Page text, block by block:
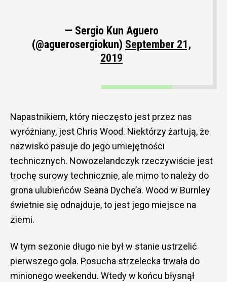
— Sergio Kun Aguero
(@aguerosergiokun) September 21,
2019
Napastnikiem, który nieczęsto jest przez nas
wyróżniany, jest Chris Wood. Niektórzy żartują, że
nazwisko pasuje do jego umiejętności
technicznych. Nowozelandczyk rzeczywiście jest
trochę surowy technicznie, ale mimo to należy do
grona ulubieńców Seana Dyche’a. Wood w Burnley
świetnie się odnajduje, to jest jego miejsce na
ziemi.
W tym sezonie długo nie był w stanie ustrzelić
pierwszego gola. Posucha strzelecka trwała do
minionego weekendu. Wtedy w końcu błysnął